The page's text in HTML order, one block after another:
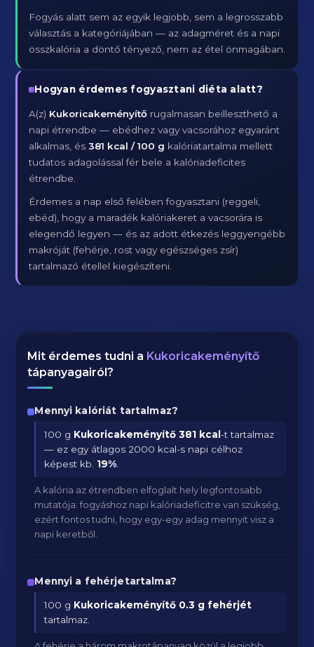
Fogyás alatt sem az egyik legjobb, sem a legrosszabb
választás a kategóriájában — az adagméret és a napi
összkalória a döntő tényező, nem az étel önmagában.
Hogyan érdemes fogyasztani diéta alatt?
A(z) Kukoricakeményítő rugalmasan beilleszthető a
napi étrendbe — ebédhez vagy vacsorához egyaránt
alkalmas, és381 kcal / 100 g kalóriatartalma mellett
tudatos adagolással fér bele a kalóriadeficites
étrendbe.
Érdemes a nap első felében fogyasztani (reggeli,
ebéd), hogy a maradék kalóriakeret a vacsorára is
elegendő legyen — és az adott étkezés leggyengébb
makróját (fehérje, rost vagy egészséges zsír)
tartalmazó étellel kiegészíteni.
Mit érdemes tudni a Kukoricakeményítő
tápanyagairól?
Mennyi kalóriát tartalmaz?
100 g Kukoricakeményítő 381 kcal-t tartalmaz
— ez egy átlagos 2000 kcal-s napi célhoz
képest kb. 19%
A kalória az étrendben elfoglalt hely legfontosabb
mutatója: fogyáshoz napi kalóriadeficitre van szükség,
ezért fontos tudni, hogy egy-egy adag mennyit visz a
napi keretből.
Mennyi a fehérjetartalma?
100 g Kukoricakeményítő 0.3 g fehérjét
tartalmaz.